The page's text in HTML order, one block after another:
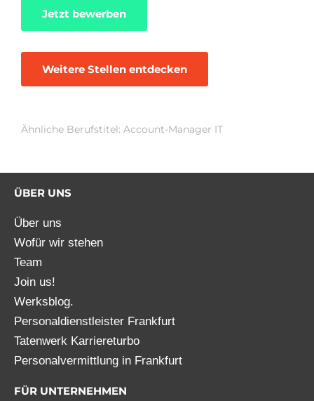
Jetzt bewerben
Weitere Stellen entdecken
Ähnliche Berufstitel: Account-Manager IT
ÜBER UNS
Über uns
Wofür wir stehen
Team
Join us!
Werksblog.
Personaldienstleister Frankfurt
Tatenwerk Karriereturbo
Personalvermittlung in Frankfurt
FÜR UNTERNEHMEN